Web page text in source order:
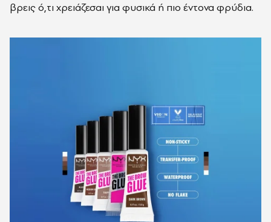
βρεις ό,τι χρειάζεσαι για φυσικά ή πιο έντονα φρύδια.